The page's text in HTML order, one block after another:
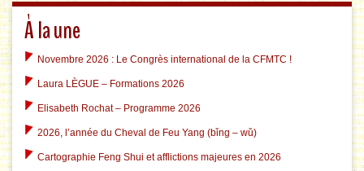
À la une
Novembre 2026 : Le Congrès international de la CFMTC !
Laura LÈGUE – Formations 2026
Elisabeth Rochat – Programme 2026
2026, l’année du Cheval de Feu Yang (bǐng – wǔ)
Cartographie Feng Shui et afflictions majeures en 2026